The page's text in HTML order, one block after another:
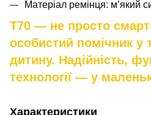
Матеріал ремінця: м’який
T70 — не просто
особистий помічник у
дитину. Надійність,
технології — у
Характеристики